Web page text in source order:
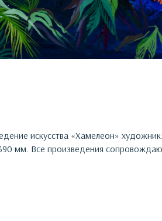
искусства «Хамелеон»
мм. Все произведения